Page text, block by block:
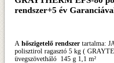
rendszer+5 év
A hőszigetelő rendszer tartalma:
polisztirol ragasztó 5 kg (
üvegszövetháló 145 g 1,1 m²